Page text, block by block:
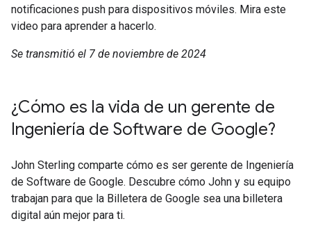
notificaciones push para dispositivos móviles. Mira este
video para aprender a hacerlo.
Se transmitió el 7 de noviembre de 2024
¿Cómo es la vida de un gerente de
Ingeniería de Software de Google?
John Sterling comparte cómo es ser gerente de Ingeniería
de Software de Google. Descubre cómo John y su equipo
trabajan para que la Billetera de Google sea una billetera
digital aún mejor para ti.